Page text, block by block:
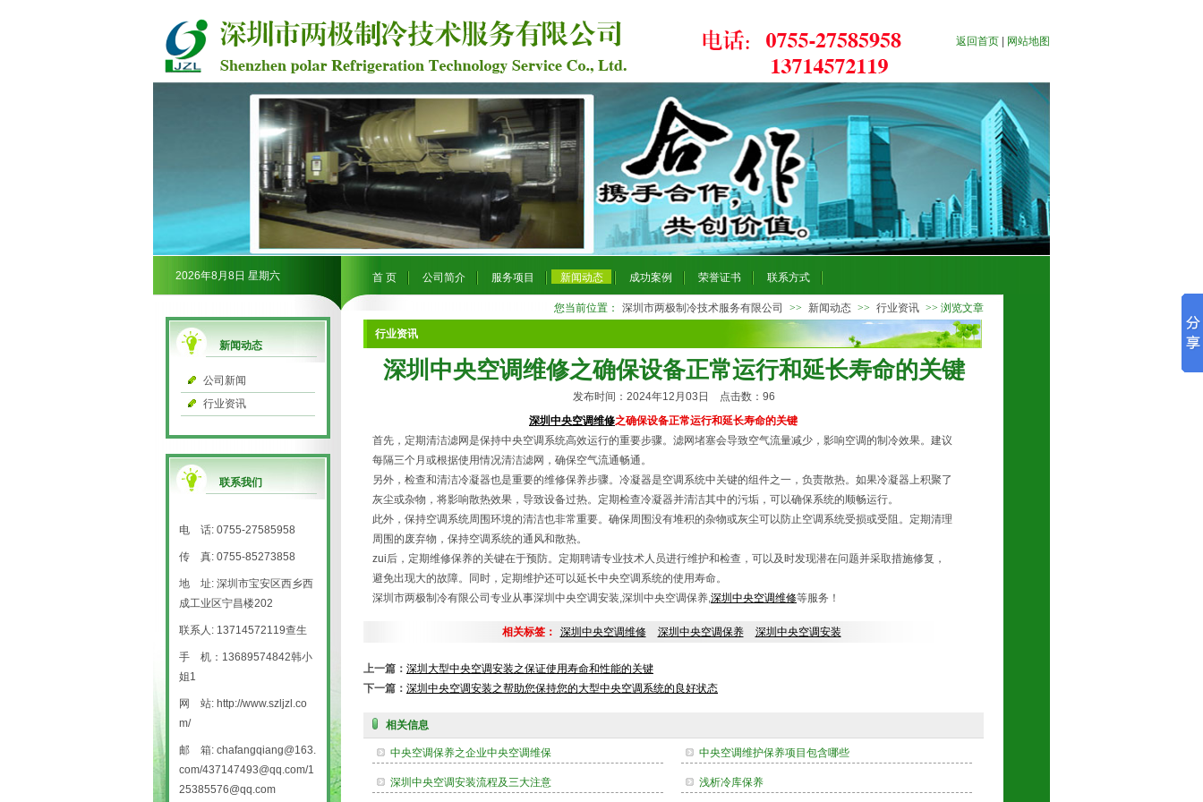
返回首页 网站地图
2026年8月8日 星期六 首 页 公司简介 服务项目 新闻动态 成功案例 荣誉证书 联系方式
新闻动态
公司新闻
行业资讯
联系我们
电 话: 0755-27585958
传 真: 0755-85273858
地 址: 深圳市宝安区西乡西
成工业区宁昌楼202
联系人: 13714572119查生
手 机：13689574842韩小
姐1
网 站: http://www.szljzl.co
m/
邮 箱: chafangqiang@163.
com/437147493@qq.com/1
25385576@qq.com
您当前位置： 深圳市两极制冷技术服务有限公司 >> 新闻动态 >> 行业资讯 >> 浏览文章
行业资讯
深圳中央空调维修之确保设备正常运行和延长寿命的关键
发布时间：2024年12月03日 点击数： 96
深圳中央空调维修之确保设备正常运行和延长寿命的关键
首先，定期清洁滤网是保持中央空调系统高效运行的重要步骤。滤网堵塞会导致空气流量减少，影响空调的制冷效果。建议
每隔三个月或根据使用情况清洁滤网，确保空气流通畅通。
另外，检查和清洁冷凝器也是重要的维修保养步骤。冷凝器是空调系统中关键的组件之一，负责散热。如果冷凝器上积聚了
灰尘或杂物，将影响散热效果，导致设备过热。定期检查冷凝器并清洁其中的污垢，可以确保系统的顺畅运行。
此外，保持空调系统周围环境的清洁也非常重要。确保周围没有堆积的杂物或灰尘可以防止空调系统受损或受阻。定期清理
周围的废弃物，保持空调系统的通风和散热。
zui后，定期维修保养的关键在于预防。定期聘请专业技术人员进行维护和检查，可以及时发现潜在问题并采取措施修复，
避免出现大的故障。同时，定期维护还可以延长中央空调系统的使用寿命。
深圳市两极制冷有限公司专业从事深圳中央空调安装,深圳中央空调保养,深圳中央空调维修等服务！
相关标签： 深圳中央空调维修 深圳中央空调保养 深圳中央空调安装
上一篇： 深圳大型中央空调安装之保证使用寿命和性能的关键
下一篇： 深圳中央空调安装之帮助您保持您的大型中央空调系统的良好状态
相关信息
中央空调保养之企业中央空调维保 中央空调维护保养项目包含哪些
深圳中央空调安装流程及三大注意 浅析冷库保养